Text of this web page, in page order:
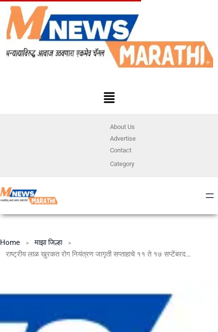
About Us
Advertise
Contact
Category
Home
माझा जिल्हा
राष्ट्रीय लाळ खुरकत रोग नियंत्रण जागृती सप्ताहाचे ११ ते १७ सप्टेंबरदरम्यान आयोजन